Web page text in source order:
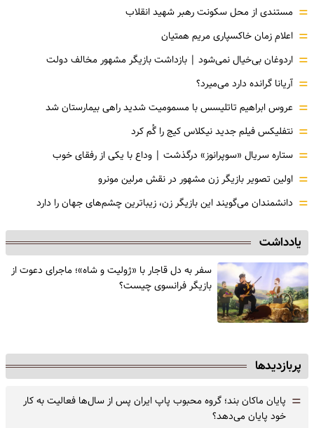
= مستندی از محل سکونت رهبر شهید انقلاب
= اعلام زمان خاکسپاری مریم همتیان
= اردوغان بی‌خیال نمی‌شود | بازداشت بازیگر مشهور مخالف دولت
= آریانا گرانده دارد می‌میرد؟
= عروس ابراهیم تاتلیسس با مسمومیت شدید راهی بیمارستان شد
= نتفلیکس فیلم جدید نیکلاس کیج را گُم کرد
= ستاره سریال «سوپرانوز» درگذشت | وداع با یکی از رفقای خوب
= اولین تصویر بازیگر زن مشهور در نقش مرلین مونرو
= دانشمندان می‌گویند این بازیگر زن، زیباترین چشم‌های جهان را دارد
یادداشت
سفر به دل قاجار با «ژولیت و شاه»؛ ماجرای دعوت از
‌بازیگر فرانسوی چیست؟
پربازدیدها
= پایان ماکان بند؛ گروه محبوب پاپ ایران پس از سال‌ها فعالیت به کار
خود پایان می‌دهد؟